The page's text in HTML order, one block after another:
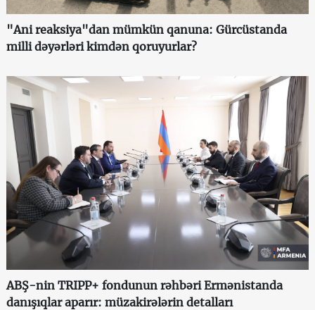
"Ani reaksiya"dan mümkün qanuna: Gürcüstanda
milli dəyərləri kimdən qoruyurlar?
ABŞ-nin TRIPP+ fondunun rəhbəri Ermənistanda
danışıqlar aparır: müzakirələrin detalları